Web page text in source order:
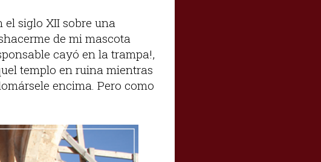
siglo XII sobre una
de mi mascota
cayó en la trampa!,
templo en ruina mientras
encima. Pero como